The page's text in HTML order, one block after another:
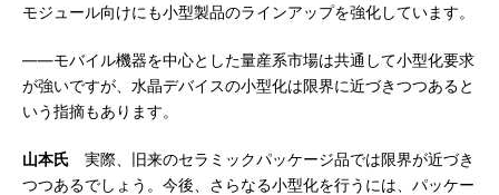
モジュール向けにも小型製品のラインアップを強化しています。
――モバイル機器を中心とした量産系市場は共通して小型化要求
が強いですが、水晶デバイスの小型化は限界に近づきつつあると
いう指摘もあります。
山本氏 実際、旧来のセラミックパッケージ品では限界が近づき
つつあるでしょう。今後、さらなる小型化を行うには、パッケー